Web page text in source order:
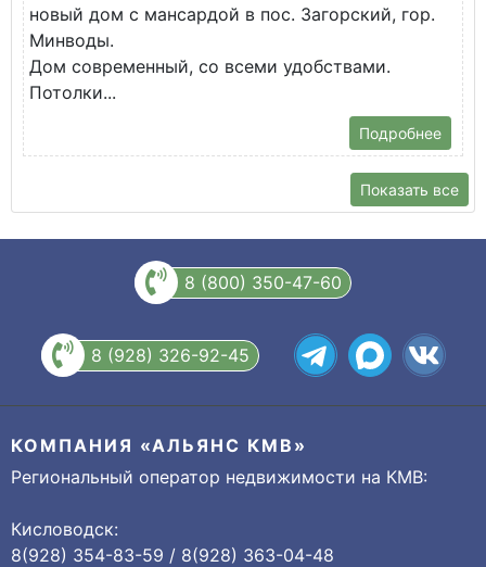
новый дом с мансардой в пос. Загорский, гор.
Минводы.
Дом современный, со всеми удобствами.
Потолки...
Подробнее
Показать все
8 (800) 350-47-60
8 (928) 326-92-45
КОМПАНИЯ «АЛЬЯНС КМВ»
Региональный оператор недвижимости на КМВ:
Кисловодск:
8(928) 354-83-59 / 8(928) 363-04-48